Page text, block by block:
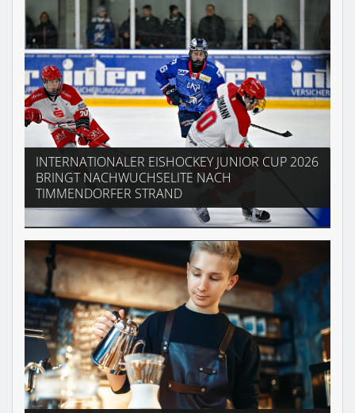
INTERNATIONALER EISHOCKEY JUNIOR CUP 2026
BRINGT NACHWUCHSELITE NACH
TIMMENDORFER STRAND